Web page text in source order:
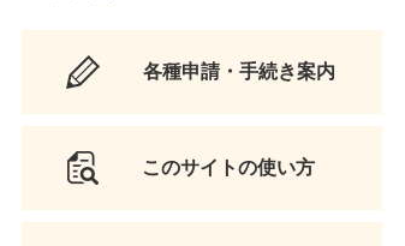
各種申請・手続き案内
このサイトの使い方